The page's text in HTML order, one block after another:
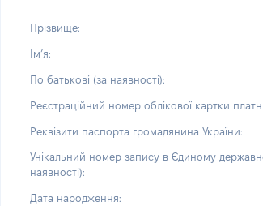
Прізвище:
Імʼя:
По батькові (за наявності):
Реєстраційний номер облікової картки
Реквізити паспорта громадянина України:
Унікальний номер запису в Єдиному
наявності):
Дата народження: